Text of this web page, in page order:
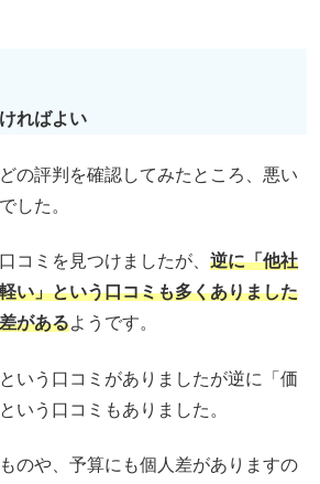
ればよい
の評判を確認してみたところ、悪い
した。
コミを見つけましたが、 逆に「他社
い」という口コミも多くありました
があるようです。
いう口コミがありましたが逆に「価
いう口コミもありました。
のや、予算にも個人差がありますの